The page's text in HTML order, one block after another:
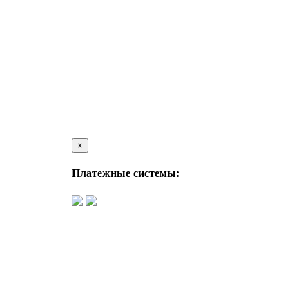
×
Платежные системы: